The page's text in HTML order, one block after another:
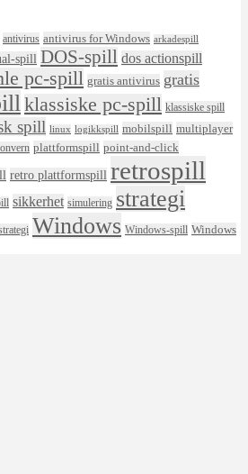
antivirus antivirus for Windows arkadespill
spill DOS-spill dos actionspill
pc-spill gratis antivirus gratis
klassiske pc-spill klassiske spill
spill linux logikkspill mobilspill multiplayer
plattformspill point-and-click
retro plattformspill retrospill
sikkerhet simulering strategi
Windows Windows-spill Windows